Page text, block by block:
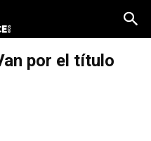
por el título